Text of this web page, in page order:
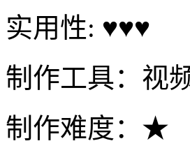
实用性: ♥♥♥
制作工具：视
制作难度：★